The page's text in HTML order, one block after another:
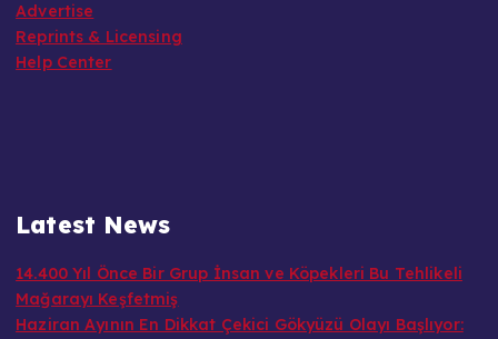
Reprints & Licensing
Help Center
Mağarayı Keşfetmiş
Haziran Ayının En Dikkat Çekici Gökyüzü Olayı Başlıyor:
Venüs, Jüpiter ve Merkür Aynı Hizada Görünecek